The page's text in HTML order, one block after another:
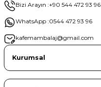
Bizi Arayın :+90 544 472 93 96
WhatsApp :0544 472 93 96
kafemambalaj@gmail.com
Kurumsal